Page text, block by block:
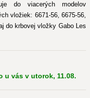
do viacerých modelov
vložiek: 6671-56, 6675-56,
do krbovej vložky Gabo Les
u vás v utorok, 11.08.